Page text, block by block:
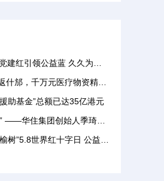
引领公益蓝 久久为功践初心
，千万元医疗物资精准帮扶基层
助基金”总额已达35亿港元
团创始人季琦向上海交通大学捐赠1亿元
世界红十字日 公益募捐倡议书